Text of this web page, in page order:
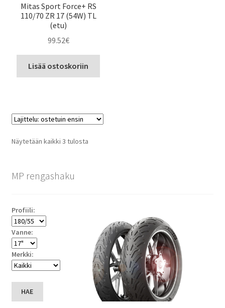
Mitas Sport Force+ RS
110/70 ZR 17 (54W) TL
(etu)
99.52€
Lisää ostoskoriin
Näytetään kaikki 3 tulostaSuosituimmat
MP rengashaku
Profiili:
Vanne:
Merkki:
HAE